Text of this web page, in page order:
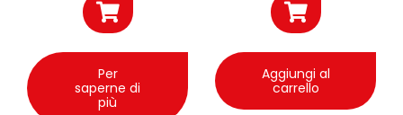
Per
saperne di
più
Aggiungi al
carrello